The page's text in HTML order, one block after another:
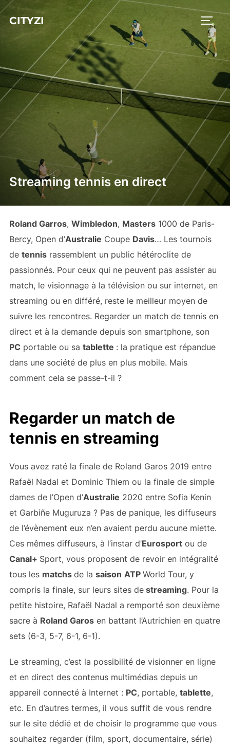
Aller
contenu
CITYZI
Streaming tennis en direct
Roland Garros, Wimbledon, Masters1000 de Paris-
Bercy, Open d’Australie Coupe Davis… Les tournois
de tennisrassemblent un public hétéroclite de
passionnés. Pour ceux qui ne peuvent pas assister au
match, le visionnage à la télévision ou sur internet, en
streaming ou en différé, reste le meilleur moyen de
suivre les rencontres. Regarder un match de tennis en
direct et à la demande depuis son smartphone, son
PCportable ou sa tablette : la pratique est répandue
dans une société de plus en plus mobile. Mais
comment cela se passe-t-il ?
Regarder un match de
tennis en streaming
Vous avez raté la finale de Roland Garos 2019 entre
Rafaël Nadal et Dominic Thiem ou la finale de simple
dames de l’Open d’Australie 2020 entre Sofia Kenin
et Garbiñe Muguruza ? Pas de panique, les diffuseurs
de l’évènement eux n’en avaient perdu aucune miette.
Ces mêmes diffuseurs, à l’instar d’Eurosportou de
Canal+ Sport, vous proposent de revoir en intégralité
tous les matchs de la saison ATP World Tour, y
compris la finale, sur leurs sites destreaming. Pour la
petite histoire, Rafaël Nadal a remporté son deuxième
sacre à Roland Garosen battant l’Autrichien en quatre
sets (6-3, 5-7, 6-1, 6-1).
Le streaming, c’est la possibilité de visionner en ligne
et en direct des contenus multimédias depuis un
appareil connecté à Internet : PC, portable, tablette,
etc. En d’autres termes, il vous suffit de vous rendre
sur le site dédié et de choisir le programme que vous
souhaitez regarder (film, sport, documentaire, série)